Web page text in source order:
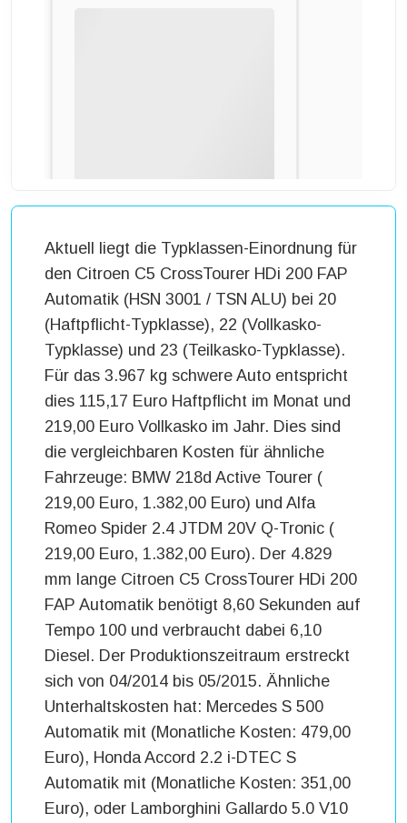
Aktuell liegt die Typklassen-Einordnung für
den Citroen C5 CrossTourer HDi 200 FAP
Automatik (HSN 3001 / TSN ALU) bei 20
(Haftpflicht-Typklasse), 22 (Vollkasko-
Typklasse) und 23 (Teilkasko-Typklasse).
Für das 3.967 kg schwere Auto entspricht
dies 115,17 Euro Haftpflicht im Monat und
219,00 Euro Vollkasko im Jahr. Dies sind
die vergleichbaren Kosten für ähnliche
Fahrzeuge: BMW 218d Active Tourer (
219,00 Euro, 1.382,00 Euro) und Alfa
Romeo Spider 2.4 JTDM 20V Q-Tronic (
219,00 Euro, 1.382,00 Euro). Der 4.829
mm lange Citroen C5 CrossTourer HDi 200
FAP Automatik benötigt 8,60 Sekunden auf
Tempo 100 und verbraucht dabei 6,10
Diesel. Der Produktionszeitraum erstreckt
sich von 04/2014 bis 05/2015. Ähnliche
Unterhaltskosten hat: Mercedes S 500
Automatik mit (Monatliche Kosten: 479,00
Euro), Honda Accord 2.2 i-DTEC S
Automatik mit (Monatliche Kosten: 351,00
Euro), oder Lamborghini Gallardo 5.0 V10